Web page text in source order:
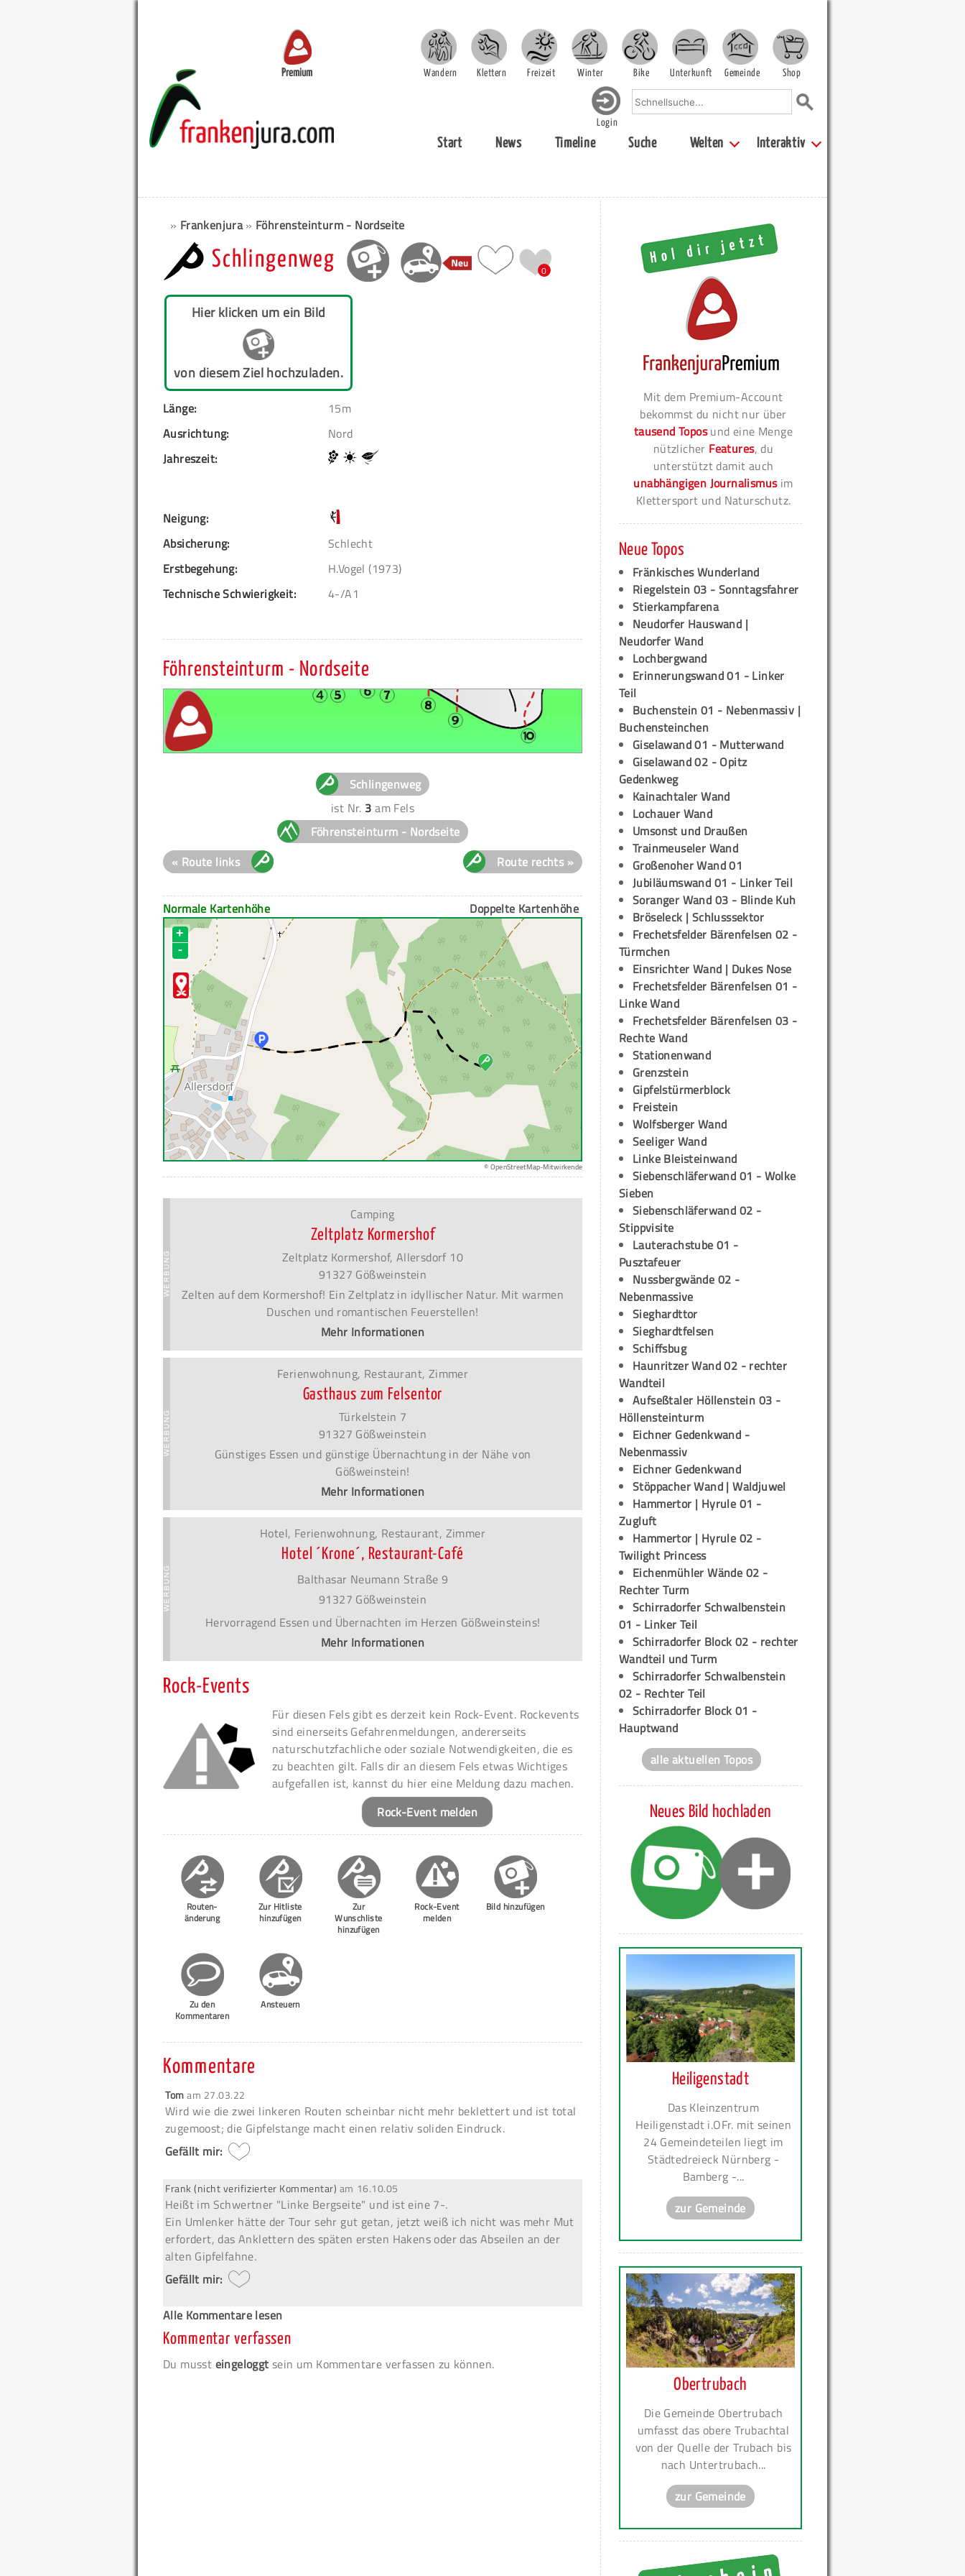
Premium Wandern Klettern Freizeit Winter Bike Unterkunft Gemeinde Shop
Login
Start News Timeline Suche Welten Interaktiv
» Frankenjura» Föhrensteinturm - Nordseite
Schlingenweg 0
Hier klicken um ein Bild
von diesem Ziel hochzuladen.
Länge:
15m
Ausrichtung:
Nord
Jahreszeit:
Neigung:
Absicherung:
Schlecht
Erstbegehung:
H.Vogel (1973)
Technische Schwierigkeit:
4-/A1
Föhrensteinturm - Nordseite
Schlingenweg
ist Nr. 3 am Fels
Föhrensteinturm - Nordseite
« Route links
Route rechts »
Normale Kartenhöhe Doppelte Kartenhöhe
+
-
© OpenStreetMap-Mitwirkende
Camping
Zeltplatz Kormershof
Zeltplatz Kormershof, Allersdorf 10
91327 Gößweinstein
Zelten auf dem Kormershof! Ein Zeltplatz in idyllischer Natur. Mit warmen
Duschen und romantischen Feuerstellen!
Mehr Informationen
Ferienwohnung, Restaurant, Zimmer
Gasthaus zum Felsentor
Türkelstein 7
91327 Gößweinstein
Günstiges Essen und günstige Übernachtung in der Nähe von
Gößweinstein!
Mehr Informationen
Hotel, Ferienwohnung, Restaurant, Zimmer
Hotel ´Krone´, Restaurant-Café
Balthasar Neumann Straße 9
91327 Gößweinstein
Hervorragend Essen und Übernachten im Herzen Gößweinsteins!
Mehr Informationen
Rock-Events
Für diesen Fels gibt es derzeit kein Rock-Event. Rockevents
sind einerseits Gefahrenmeldungen, andererseits
naturschutzfachliche oder soziale Notwendigkeiten, die es
zu beachten gilt. Falls dir an diesem Fels etwas Wichtiges
aufgefallen ist, kannst du hier eine Meldung dazu machen.
Rock-Event melden
Routen-
änderung
Zur Hitliste
hinzufügen
Zur
Wunschliste
hinzufügen
Rock-Event
melden
Bild hinzufügen
Zu den
Kommentaren
Ansteuern
Kommentare
Tomam 27.03.22
Wird wie die zwei linkeren Routen scheinbar nicht mehr beklettert und ist total
zugemoost; die Gipfelstange macht einen relativ soliden Eindruck.
Gefällt mir:
Frank (nicht verifizierter Kommentar) am 16.10.05
Heißt im Schwertner "Linke Bergseite" und ist eine 7-.
Ein Umlenker hätte der Tour sehr gut getan, jetzt weiß ich nicht was mehr Mut
erfordert, das Anklettern des späten ersten Hakens oder das Abseilen an der
alten Gipfelfahne.
Gefällt mir:
Alle Kommentare lesen
Kommentar verfassen
Du musst eingeloggt sein um Kommentare verfassen zu können.
Mit dem Premium-Account
bekommst du nicht nur über
tausend Toposund eine Menge
nützlicher Features, du
unterstützt damit auch
unabhängigen Journalismusim
Klettersport und Naturschutz.
Neue Topos
Fränkisches Wunderland
Riegelstein 03 - Sonntagsfahrer
Stierkampfarena
Neudorfer Hauswand |
Neudorfer Wand
Lochbergwand
Erinnerungswand 01 - Linker
Teil
Buchenstein 01 - Nebenmassiv |
Buchensteinchen
Giselawand 01 - Mutterwand
Giselawand 02 - Opitz
Gedenkweg
Kainachtaler Wand
Lochauer Wand
Umsonst und Draußen
Trainmeuseler Wand
Großenoher Wand 01
Jubiläumswand 01 - Linker Teil
Soranger Wand 03 - Blinde Kuh
Bröseleck | Schlusssektor
Frechetsfelder Bärenfelsen 02 -
Türmchen
Einsrichter Wand | Dukes Nose
Frechetsfelder Bärenfelsen 01 -
Linke Wand
Frechetsfelder Bärenfelsen 03 -
Rechte Wand
Stationenwand
Grenzstein
Gipfelstürmerblock
Freistein
Wolfsberger Wand
Seeliger Wand
Linke Bleisteinwand
Siebenschläferwand 01 - Wolke
Sieben
Siebenschläferwand 02 -
Stippvisite
Lauterachstube 01 -
Pusztafeuer
Nussbergwände 02 -
Nebenmassive
Sieghardttor
Sieghardtfelsen
Schiffsbug
Haunritzer Wand 02 - rechter
Wandteil
Aufseßtaler Höllenstein 03 -
Höllensteinturm
Eichner Gedenkwand -
Nebenmassiv
Eichner Gedenkwand
Stöppacher Wand | Waldjuwel
Hammertor | Hyrule 01 -
Zugluft
Hammertor | Hyrule 02 -
Twilight Princess
Eichenmühler Wände 02 -
Rechter Turm
Schirradorfer Schwalbenstein
01 - Linker Teil
Schirradorfer Block 02 - rechter
Wandteil und Turm
Schirradorfer Schwalbenstein
02 - Rechter Teil
Schirradorfer Block 01 -
Hauptwand
alle aktuellen Topos
Neues Bild hochladen
Heiligenstadt
Das Kleinzentrum
Heiligenstadt i.OFr. mit seinen
24 Gemeindeteilen liegt im
Städtedreieck Nürnberg -
Bamberg -...
zur Gemeinde
Obertrubach
Die Gemeinde Obertrubach
umfasst das obere Trubachtal
von der Quelle der Trubach bis
nach Untertrubach...
zur Gemeinde